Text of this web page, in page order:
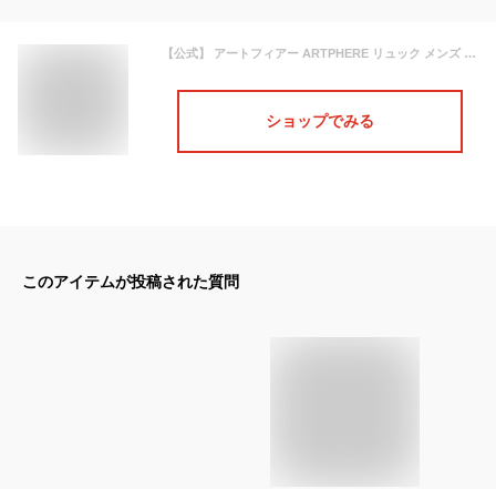
【公式】 アートフィアー ARTPHERE リュック メンズ レディース 大容量 おしゃれ レザー 本革 牛革 限定 大人 ランドセル 通勤 ダレスバッグ ビジネスリュック バックパック A4 CAVALLO ギフト プレゼント 実用的 バッグ 鞄
ショップでみる
このアイテムが投稿された質問